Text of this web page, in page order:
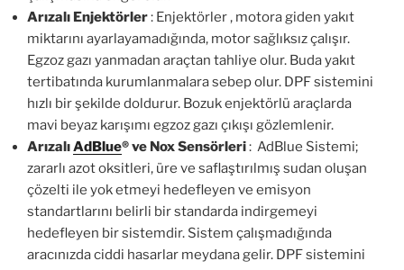
Arızalı Enjektörler: Enjektörler , motora giden yakıt
miktarını ayarlayamadığında, motor sağlıksız çalışır.
Egzoz gazı yanmadan araçtan tahliye olur. Buda yakıt
tertibatında kurumlanmalara sebep olur. DPF sistemini
hızlı bir şekilde doldurur. Bozuk enjektörlü araçlarda
mavi beyaz karışımı egzoz gazı çıkışı gözlemlenir.
ArızalıAdBlue®ve Nox Sensörleri: AdBlue Sistemi;
zararlı azot oksitleri, üre ve saflaştırılmış sudan oluşan
çözelti ile yok etmeyi hedefleyen ve emisyon
standartlarını belirli bir standarda indirgemeyi
hedefleyen bir sistemdir. Sistem çalışmadığında
aracınızda ciddi hasarlar meydana gelir. DPF sistemini